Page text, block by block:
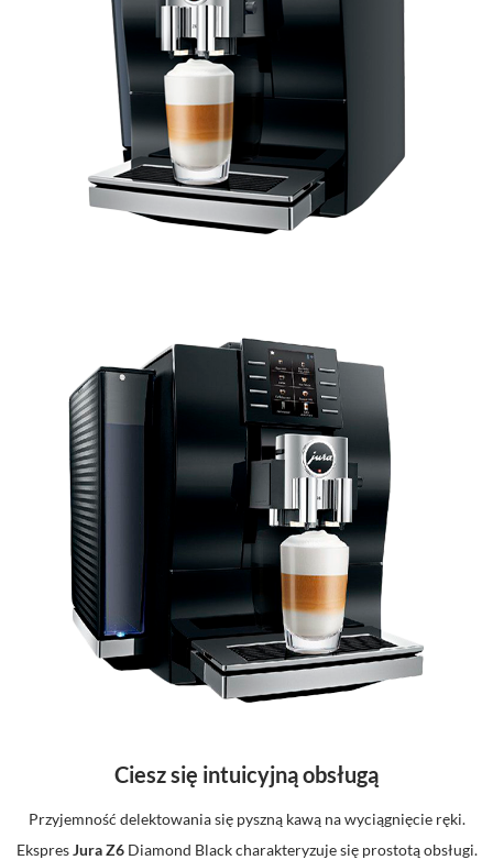
Ciesz się intuicyjną obsługą
Przyjemność delektowania się pyszną kawą na wyciągnięcie ręki.
EkspresJura Z6Diamond Black charakteryzuje się prostotą obsługi.